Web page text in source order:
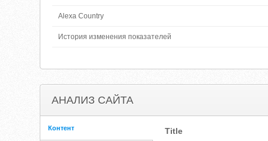
Alexa Country
История изменения показателей
АНАЛИЗ САЙТА
Контент Title